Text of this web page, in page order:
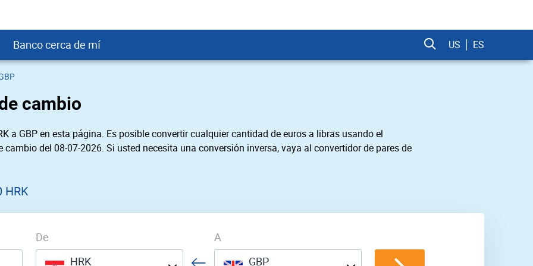
crediticio
justo
Banco cerca de mí
de Mí
Cerca de Mí
Cerca de Mí
de Mí
Cerca de Mí
US ES
cambio
a GBP en esta página. Es posible convertir cualquier cantidad de euros a libras usando el
del 08-07-2026. Si usted necesita una conversión inversa, vaya al convertidor de pares de
HRK
De
HRK
A
GBP